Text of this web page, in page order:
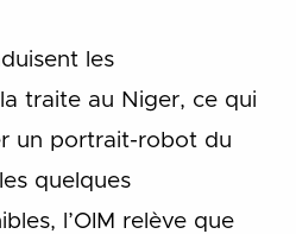
les
traite au Niger, ce qui
un portrait-robot du
quelques
l’OIM relève que